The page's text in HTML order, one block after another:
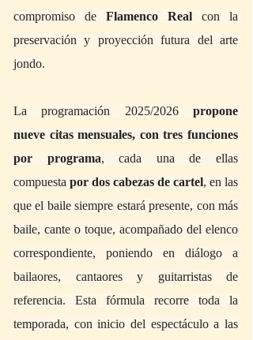
compromiso de Flamenco Real con la
preservación y proyección futura del arte
jondo.
La programación 2025/2026 propone
nueve citas mensuales, con tres funciones
por programa, cada una de ellas
compuesta por dos cabezas de cartel, en las
que el baile siempre estará presente, con más
baile, cante o toque, acompañado del elenco
correspondiente, poniendo en diálogo a
bailaores, cantaores y guitarristas de
referencia. Esta fórmula recorre toda la
temporada, con inicio del espectáculo a las